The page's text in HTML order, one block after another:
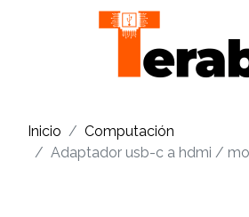
Inicio
Computación
Adaptador usb-c a hdmi /